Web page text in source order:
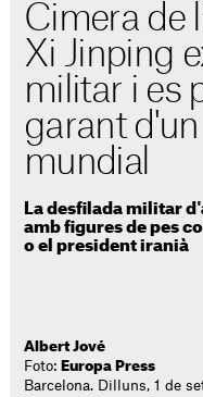
Cimera de
Xi Jinping
militar i es
garant
mundial
La desfilada militar
amb figures de pes
o el president iranià
Albert Jové
Foto: Europa Press
Barcelona. Dilluns, 1 de